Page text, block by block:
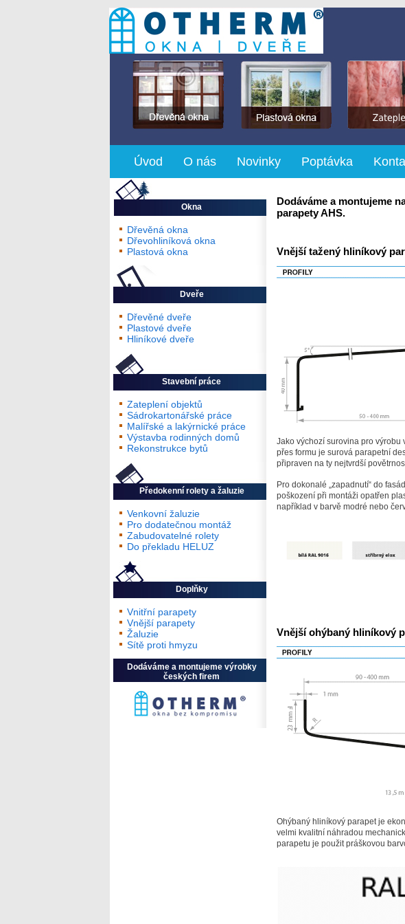
Úvod O nás Novinky Poptávka
Okna
Dřevěná okna
Dřevohliníková okna
Plastová okna
Dveře
Dřevěné dveře
Plastové dveře
Hliníkové dveře
Stavební práce
Zateplení objektů
Sádrokartonářské práce
Malířské a lakýrnické práce
Výstavba rodinných domů
Rekonstrukce bytů
Předokenní rolety a žaluzie
Venkovní žaluzie
Pro dodatečnou montáž
Zabudovatelné rolety
Do překladu HELUZ
Doplňky
Vnitřní parapety
Vnější parapety
Žaluzie
Sítě proti hmyzu
Dodáváme a montujeme výrobky
českých firem
Dodáváme a montujeme
parapety AHS.
Vnější tažený hliníkový
Jako výchozí surovina pro
přes formu je surová parapetní
připraven na ty nejtvrdší
Pro dokonalé „zapadnutí“ do
poškození při montáži opatřen
například v barvě modré nebo
Vnější ohýbaný hliníkový
Ohýbaný hliníkový parapet je
velmi kvalitní náhradou
parapetu je použit práškovou